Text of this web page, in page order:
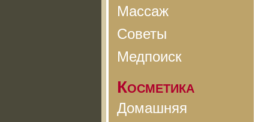
Массаж
Советы
Медпоиск
Косметика
Домашняя